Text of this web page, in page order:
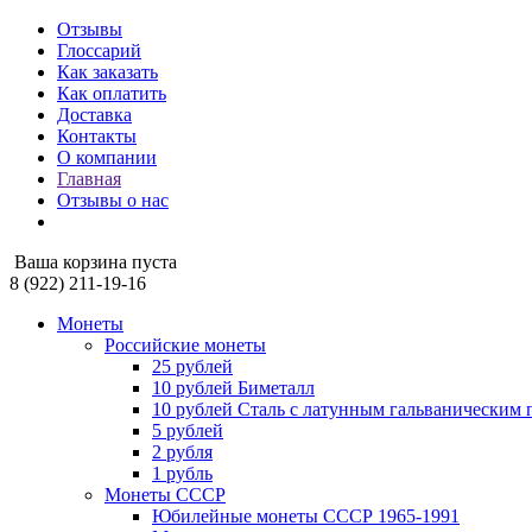
Отзывы
Глоссарий
Как заказать
Как оплатить
Доставка
Контакты
О компании
Главная
Отзывы о нас
Ваша корзина пуста
8 (922) 211-19-16
Монеты
Российские монеты
25 рублей
10 рублей Биметалл
10 рублей Сталь с латунным гальваническим
5 рублей
2 рубля
1 рубль
Монеты СССР
Юбилейные монеты СССР 1965-1991